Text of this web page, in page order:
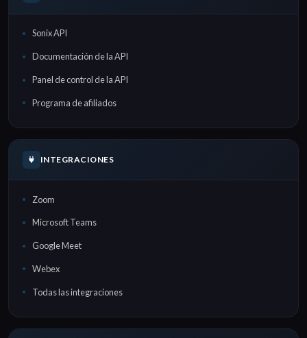
Sonix API
Documentación de la API
Panel de control de la API
Programa de afiliados
INTEGRACIONES
Zoom
Microsoft Teams
Google Meet
Webex
Todas las integraciones